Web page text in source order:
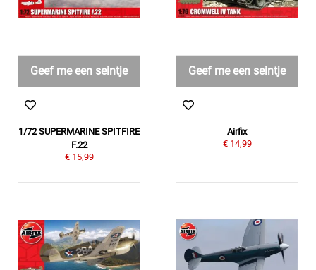
Geef me een seintje
1/72 SUPERMARINE SPITFIRE
F.22
€ 15,99
Geef me een seintje
Airfix
€ 14,99